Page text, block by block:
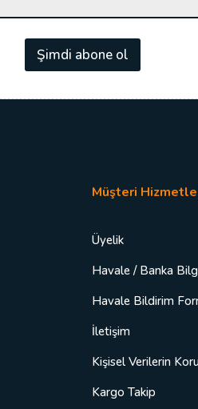
o
s
t
*
Şimdi abone ol
Müşteri
Üyelik
Havale / Banka
Havale Bildirim
İletişim
Kişisel Verilerin
Kargo Takip